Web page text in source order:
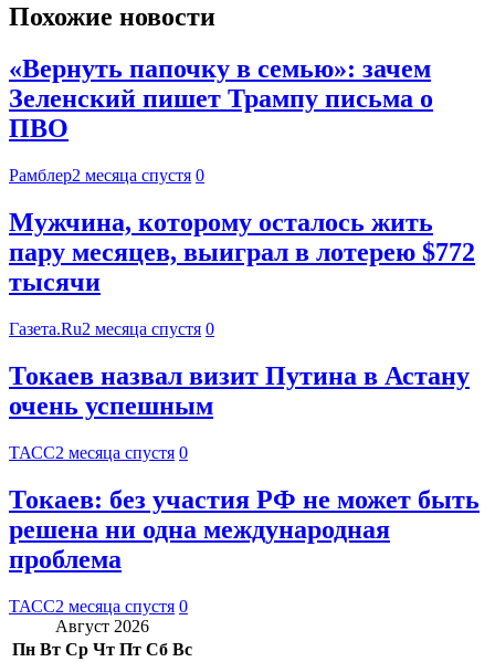
Похожие новости
«Вернуть папочку в семью»: зачем
Зеленский пишет Трампу письма о
ПВО
Рамблер2 месяца спустя 0
Мужчина, которому осталось жить
пару месяцев, выиграл в лотерею $772
тысячи
Газета.Ru2 месяца спустя 0
Токаев назвал визит Путина в Астану
очень успешным
ТАСС2 месяца спустя 0
Токаев: без участия РФ не может быть
решена ни одна международная
проблема
ТАСС2 месяца спустя 0
Август 2026
Пн Вт Ср Чт Пт Сб Вс